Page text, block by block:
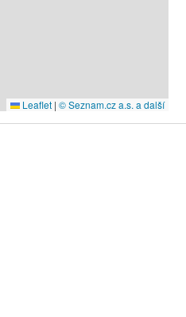
Leaflet | © Seznam.cz a.s. a další